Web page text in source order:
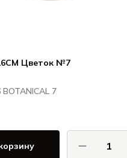
Цветок №7
7